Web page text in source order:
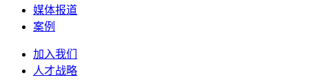
媒体报道
案例
加入我们
人才战略